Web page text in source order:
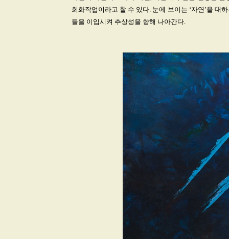
회화작업이라고 할 수 있다. 눈에 보이는 ‘자연’을 대
들을 이입시켜 추상성을 향해 나아간다.